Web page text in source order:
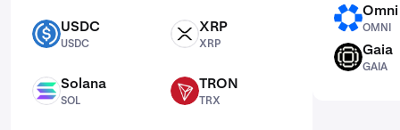
USDC USDC
USDC
XRP XRP
XRP
SOL Solana
SOL
TRX TRON
TRX
Omni
OMNI
Gaia
GAIA